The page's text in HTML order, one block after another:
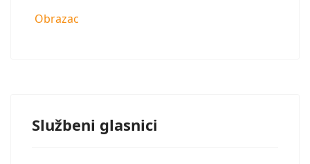
Obrazac
Službeni glasnici